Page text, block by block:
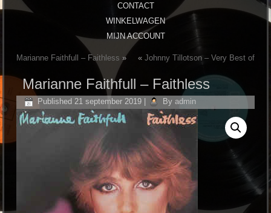
CONTACT
WINKELWAGEN
MIJN ACCOUNT
Marianne Faithfull ‎– Faithless » « Johnny Tillotson – Very Best of
Marianne Faithfull ‎– Faithless
Published 21 september 2019 By admin